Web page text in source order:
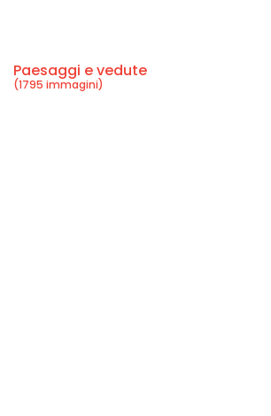
Paesaggi e vedute
(1795 immagini)